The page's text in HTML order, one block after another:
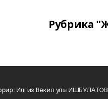
Рубрика
Илгиз Вәкил улы ИШБУЛАТОВ